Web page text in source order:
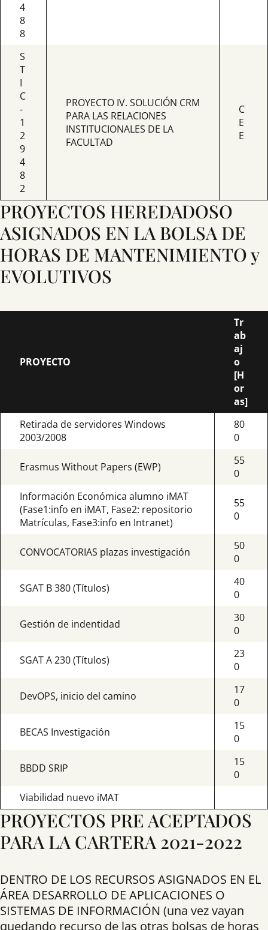
4
8
8
S
T
I
C
-
1
2
9
4
8
2
PROYECTO IV. SOLUCIÓN CRM
PARA LAS RELACIONES
INSTITUCIONALES DE LA
FACULTAD
C
E
E
PROYECTOS HEREDADOSO
ASIGNADOS EN LA BOLSA DE
HORAS DE MANTENIMIENTO y
EVOLUTIVOS
PROYECTO
Tr
ab
aj
o
[H
or
as]
Retirada de servidores Windows
2003/2008
80
0
Erasmus Without Papers (EWP)
55
0
Información Económica alumno iMAT
(Fase1:info en iMAT, Fase2: repositorio
Matrículas, Fase3:info en Intranet)
55
0
CONVOCATORIAS plazas investigación
50
0
SGAT B 380 (Títulos)
40
0
Gestión de indentidad
30
0
SGAT A 230 (Títulos)
23
0
DevOPS, inicio del camino
17
0
BECAS Investigación
15
0
BBDD SRIP
15
0
Viabilidad nuevo iMAT
PROYECTOS PRE ACEPTADOS
PARA LA CARTERA 2021-2022
DENTRO DE LOS RECURSOS ASIGNADOS EN EL
ÁREA DESARROLLO DE APLICACIONES O
SISTEMAS DE INFORMACIÓN (una vez vayan
quedando recurso de las otras bolsas de horas